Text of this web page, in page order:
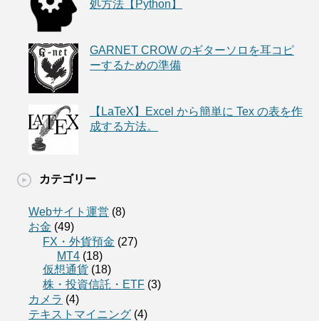
処方法【Python】
GARNET CROW のギターソロを耳コピ
ーするための準備
【LaTeX】Excel から簡単に Tex の表を作
成する方法。
カテゴリー
Webサイト運営 (8)
お金 (49)
FX・外貨預金 (27)
MT4 (18)
仮想通貨 (18)
株・投資信託・ETF (3)
カメラ (4)
テキストマイニング (4)